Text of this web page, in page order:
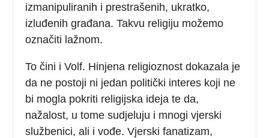
izmanipuliranih i prestrašenih, ukratko,
izluđenih građana. Takvu religiju možemo
označiti lažnom.
To čini i Volf. Hinjena religioznost dokazala je
da ne postoji ni jedan politički interes koji ne
bi mogla pokriti religijska ideja te da,
nažalost, u tome sudjeluju i mnogi vjerski
službenici, ali i vođe. Vjerski fanatizam,